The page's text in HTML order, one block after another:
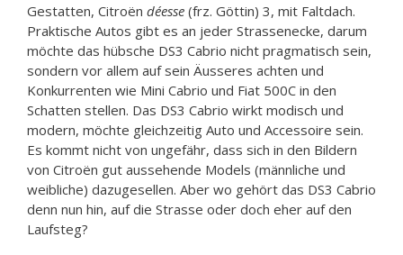
Gestatten, Citroën déesse (frz. Göttin) 3, mit Faltdach.
Praktische Autos gibt es an jeder Strassenecke, darum
möchte das hübsche DS3 Cabrio nicht pragmatisch sein,
sondern vor allem auf sein Äusseres achten und
Konkurrenten wie Mini Cabrio und Fiat 500C in den
Schatten stellen. Das DS3 Cabrio wirkt modisch und
modern, möchte gleichzeitig Auto und Accessoire sein.
Es kommt nicht von ungefähr, dass sich in den Bildern
von Citroën gut aussehende Models (männliche und
weibliche) dazugesellen. Aber wo gehört das DS3 Cabrio
denn nun hin, auf die Strasse oder doch eher auf den
Laufsteg?